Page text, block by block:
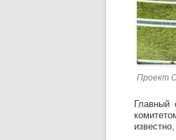
Проект
Главный